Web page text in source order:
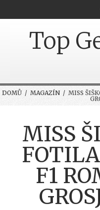
Top
DOMŮ / MAGAZÍN / MISS
MISS
F1